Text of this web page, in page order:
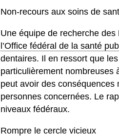
Non-recours aux soins de
Une équipe de recherche
l’Office fédéral de la santé
dentaires. Il en ressort que
particulièrement nombreuses
peut avoir des
personnes concernées. Le
niveaux fédéraux.
Rompre le cercle vicieux